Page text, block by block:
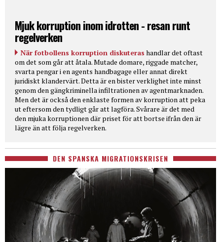
Mjuk korruption inom idrotten - resan runt
regelverken
När fotbollens korruption diskuteras handlar det oftast
om det som går att åtala. Mutade domare, riggade matcher,
svarta pengar i en agents handbagage eller annat direkt
juridiskt klandervärt. Detta är en bister verklighet inte minst
genom den gängkriminella infiltrationen av agentmarknaden.
Men det är också den enklaste formen av korruption att peka
ut eftersom den tydligt går att lagföra. Svårare är det med
den mjuka korruptionen där priset för att bortse ifrån den är
lägre än att följa regelverken.
DEN SPANSKA MIGRATIONSKRISEN